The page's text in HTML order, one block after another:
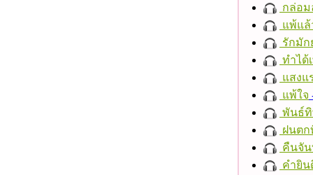
กล่อม
แพ้แล้
รักมัก
ทำได้
แสงแ
แพ้ใจ
พันธ์
ฝนตก
คืนจั
คำยิน